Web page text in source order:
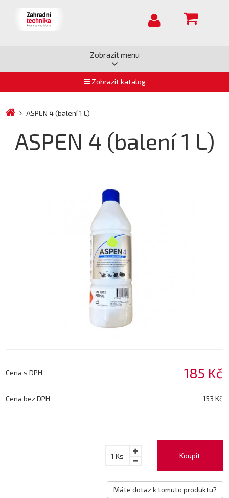
Zobrazit menu
Zobrazit katalog
ASPEN 4 (balení 1 L)
ASPEN 4 (balení 1 L)
Cena s DPH 185 Kč
Cena bez DPH 153 Kč
Koupit
1 Ks
Máte dotaz k tomuto produktu?